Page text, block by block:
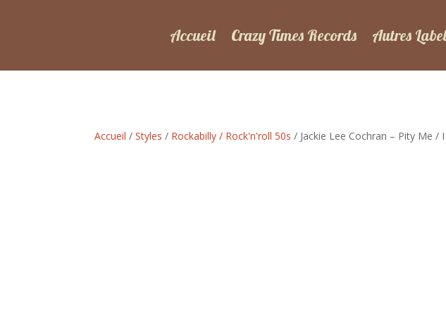
Accueil Crazy Times Records Autres
Accueil /Styles / Rockabilly / Rock'n'roll 50s / Jackie Lee Cochran – Pity Me /